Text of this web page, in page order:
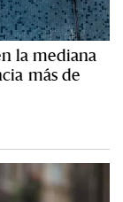
la mediana
más de